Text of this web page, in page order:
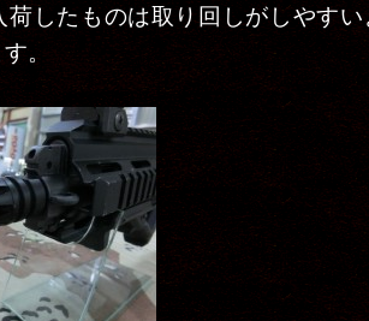
荷したものは取り回しがしやす
。